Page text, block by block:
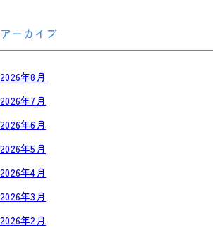
アーカイブ
2026年8月
2026年7月
2026年6月
2026年5月
2026年4月
2026年3月
2026年2月